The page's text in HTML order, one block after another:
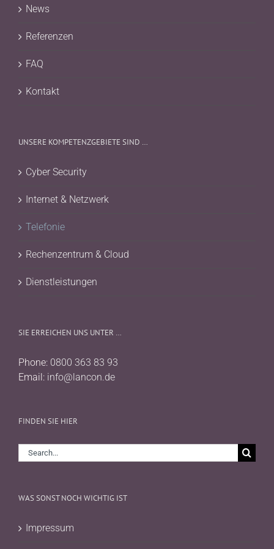
News
Referenzen
FAQ
Kontakt
UNSERE KOMPETENZGEBIETE SIND …
Cyber Security
Internet & Netzwerk
Telefonie
Rechenzentrum & Cloud
Dienstleistungen
SIE ERREICHEN UNS UNTER …
Phone: 0800 363 83 93
Email: info@lancon.de
FINDEN SIE HIER
Search
for:
WAS SONST NOCH WICHTIG IST
Impressum